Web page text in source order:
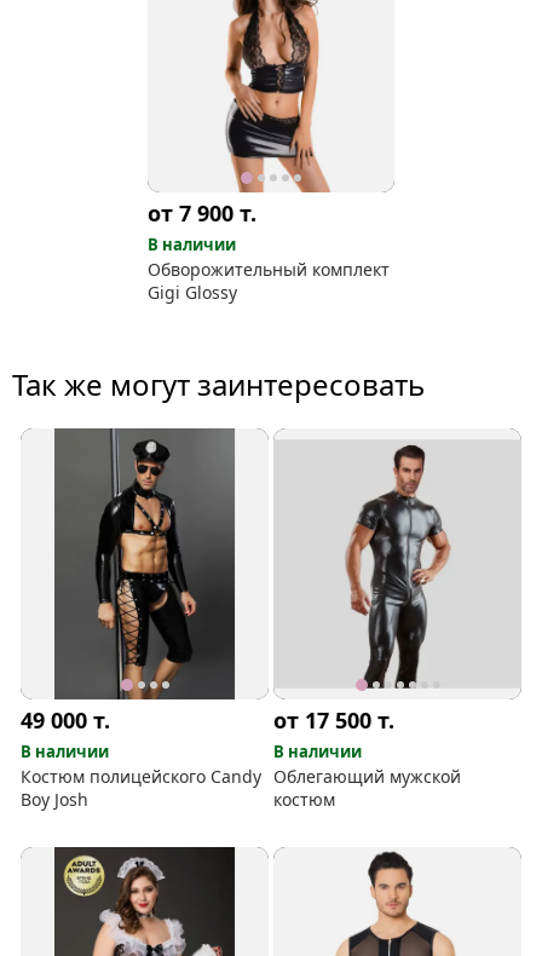
от 7 900 т.
В наличии
Обворожительный комплект
Gigi Glossy
Так же могут заинтересовать
49 000т.
В наличии
Костюм полицейского Candy
Boy Josh
от 17 500т.
В наличии
Облегающий мужской
костюм